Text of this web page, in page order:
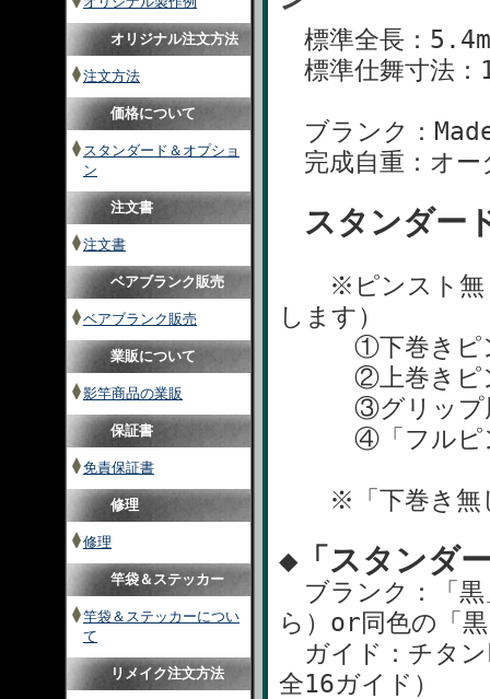
オリジナル注文方法
注文方法
価格について
スタンダード＆オプショ
ン
注文書
注文書
ベアブランク販売
ベアブランク販売
業販について
影竿商品の業販
保証書
免責保証書
修理
修理
竿袋＆ステッカー
竿袋＆ステッカーについ
て
リメイク注文方法
標準全長：
標準仕舞寸法：
ブランク：
完成自重：オー
スタンダー
※ピンスト無し
します）
①下巻きピン
②上巻きピン
③グリップ周
④「フルピン
※「下巻き無
◆「スタンダ
ブランク：「黒
ら）or同色の「
ガイド：チタン
全16ガイド）